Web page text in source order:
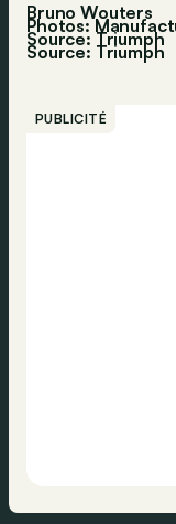
Bruno Wouters
Photos:
Source: Triumph
Source: Triumph
PUBLICITÉ